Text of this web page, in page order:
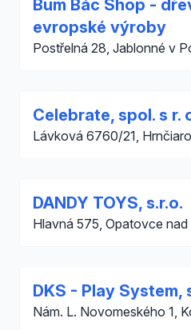
Bum Bác Shop -
evropské výroby
Postřelná 28, Jablonné v
Celebrate, spol. s r.
Lávková 6760/21,
DANDY TOYS, s.r.o.
Hlavná 575, Opatovce
DKS - Play System,
Nám. L. Novomeského 1,